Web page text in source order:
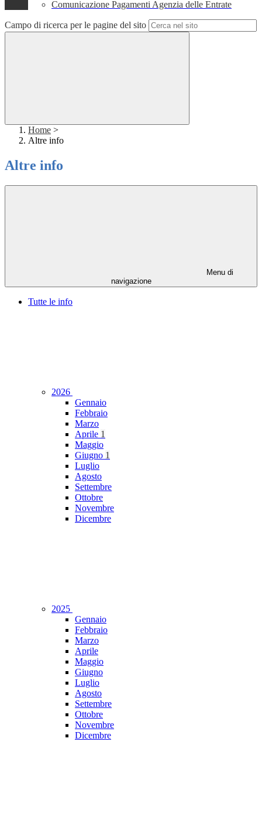
Comunicazione Pagamenti Agenzia delle Entrate
Campo di ricerca per le pagine del sito
Home >
Altre info
Altre info
Menu di
navigazione
Tutte le info
2026
Gennaio
Febbraio
Marzo
Aprile 1
Maggio
Giugno 1
Luglio
Agosto
Settembre
Ottobre
Novembre
Dicembre
2025
Gennaio
Febbraio
Marzo
Aprile
Maggio
Giugno
Luglio
Agosto
Settembre
Ottobre
Novembre
Dicembre